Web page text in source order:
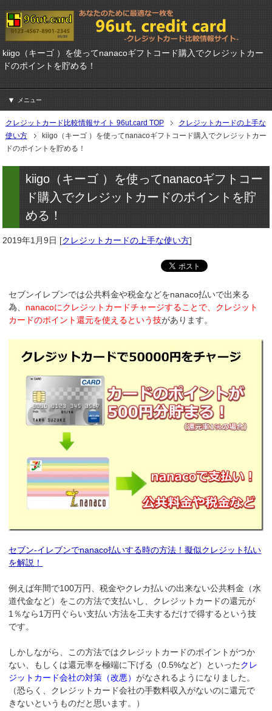
kiigo（キーゴ ）を使ってnanacoギフトコード購入でクレジットカー
ドのポイントを貯める！
メニュー
クレジットカード比較情報サイト 96ut.card TOP
クレジットカードの上手な
使い方
kiigo（キーゴ ）を使ってnanacoギフトコード購入でクレジットカー
ドのポイントを貯める！
kiigo（キーゴ ）を使ってnanacoギフトコー
ド購入でクレジットカードのポイントを貯
める！
2019年1月9日 [クレジットカードの上手な使い方]
セブンイレブンでは公共料金や税金などをnanaco払いで出来る
為、 nanacoにクレジットカードチャージすることで、クレジット
カードのポイント還元を使えるという技があります。
セブン-イレブンでnanaco払いする時の方法！擬似クレジット払い
を解説！
例えば年間で100万円、税金やクレカ払いの出来ない公共料金（水
道代金など）をこの方法で支払いし、クレジットカードの還元が
1％なら1万円ぐらい支払い方法を工夫するだけで得するという技
です。
しかしながら、この方法ではクレジットカードのポイントがつか
ない、もしくは還元率を極端に下げる（0.5%など）といったクレ
ジットカード会社の対策（改悪）がなされるようになりました。
（恐らく、クレジットカード会社の手数料収入がないのに還元で
きないというものだと思います。）